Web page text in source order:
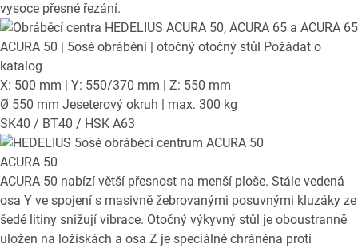
vysoce přesné řezání.
ACURA 50 | 5osé obrábění | otočný otočný stůl Požádat o
katalog
X: 500 mm | Y: 550/370 mm | Z: 550 mm
Ø 550 mm Jeseterový okruh | max. 300 kg
SK40 / BT40 / HSK A63
ACURA 50
ACURA 50 nabízí větší přesnost na menší ploše. Stále vedená
osa Y ve spojení s masivně žebrovanými posuvnými kluzáky ze
šedé litiny snižují vibrace. Otočný výkyvný stůl je oboustranně
uložen na ložiskách a osa Z je speciálně chráněna proti